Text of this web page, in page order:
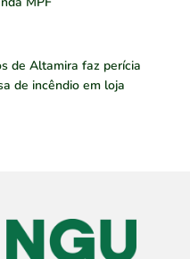
de Altamira faz perícia
de incêndio em loja